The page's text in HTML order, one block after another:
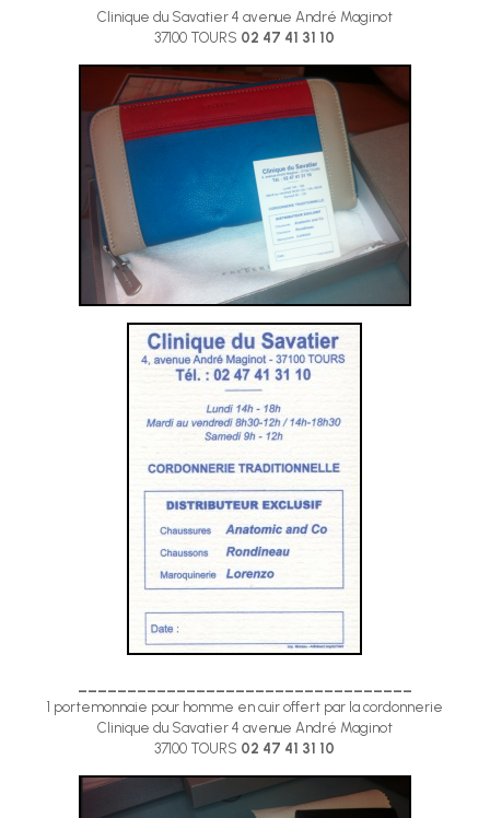
Clinique du Savatier 4 avenue André Maginot
37100 TOURS 02 47 41 31 10
__________________________________
1 portemonnaie pour homme en cuir offert par la cordonnerie
Clinique du Savatier 4 avenue André Maginot
37100 TOURS 02 47 41 31 10